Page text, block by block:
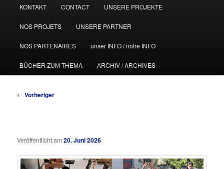
KONTAKT CONTACT UNSERE PROJEKTE
NOS PROJETS UNSERE PARTNER
NOS PARTENAIRES unser INFO / notre INFO
BÜCHER ZUM THEMA ARCHIV / ARCHIVES
Beitragsnavigation
← Vorheriger
Veröffentlicht am20. Juni 2026